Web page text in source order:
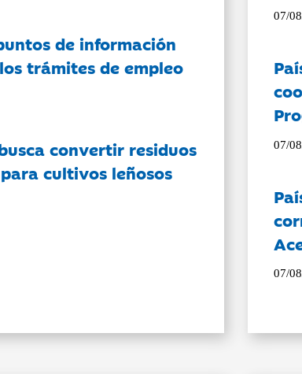
de información
trámites de empleo
convertir residuos
cultivos leñosos
07/
07/
07/